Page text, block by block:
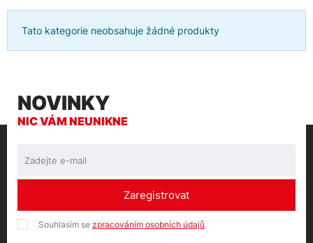
Tato kategorie neobsahuje žádné produkty
NOVINKY
NIC VÁM NEUNIKNE
Zaregistrovat
Souhlasím se zpracováním osobních údajů.